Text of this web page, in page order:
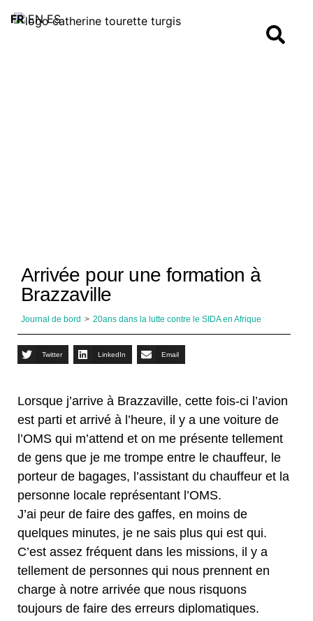
Arrivée pour une formation à
Brazzaville
Journal de bord > 20ans dans la lutte contre le SIDA en Afrique
Twitter LinkedIn Email
Lorsque j’arrive à Brazzaville, cette fois-ci l’avion
est parti et arrivé à l’heure, il y a une voiture de
l’OMS qui m’attend et on me présente tellement
de gens que je me trompe entre le chauffeur, le
porteur de bagages, l’assistant du chauffeur et la
personne locale représentant l’OMS.
J’ai peur de faire des gaffes, en moins de
quelques minutes, je ne sais plus qui est qui.
C’est assez fréquent dans les missions, il y a
tellement de personnes qui nous prennent en
charge à notre arrivée que nous risquons
toujours de faire des erreurs diplomatiques.
FR EN ES